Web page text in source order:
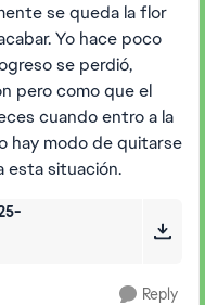
se queda la flor
Yo hace poco
se perdió,
pero como que el
cuando entro a la
hay modo de quitarse
esta situación.
Reply